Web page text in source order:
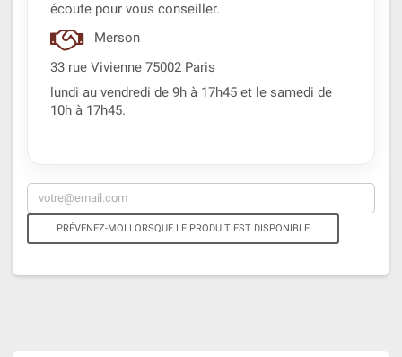
écoute pour vous conseiller.
Merson
33 rue Vivienne 75002 Paris
lundi au vendredi de 9h à 17h45 et le samedi de
10h à 17h45.
PRÉVENEZ-MOI LORSQUE LE PRODUIT EST DISPONIBLE